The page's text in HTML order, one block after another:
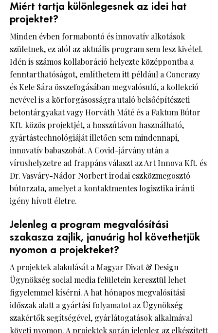
Miért tartja különlegesnek az idei hat
projektet?
Minden évben formabontó és innovatív alkotások
születnek, ez alól az aktuális program sem lesz kivétel.
Idén is számos kollaboráció helyezte középpontba a
fenntarthatóságot, említhetem itt például a Concrazy
és Kele Sára összefogásában megvalósuló, a kollekció
nevével is a körforgásosságra utaló belsőépítészeti
betontárgyakat vagy Horváth Máté és a Faktum Bútor
Kft. közös projektjét, a hosszútávon használható,
gyártástechnológiáját illetően sem mindennapi,
innovatív babaszobát. A Covid-járvány után a
vírushelyzetre ad frappáns választ az Art Innova Kft. és
Dr. Vasváry-Nádor Norbert irodai eszközmegosztó
bútorzata, amelyet a kontaktmentes logisztika iránti
igény hívott életre.
Jelenleg a program megvalósítási
szakasza zajlik, januárig hol követhetjük
nyomon a projekteket?
A projektek alakulását a Magyar Divat & Design
Ügynökség social media felületein keresztül lehet
figyelemmel kísérni. A hat hónapos megvalósítási
időszak alatt a gyártási folyamatot az Ügynökség
szakértők segítségével, gyárlátogatások alkalmával
követi nyomon. A projektek során jelenleg az elkészített